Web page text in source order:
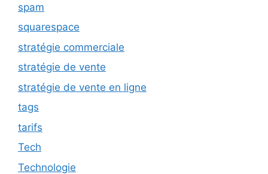
spam
squarespace
stratégie commerciale
stratégie de vente
stratégie de vente en ligne
tags
tarifs
Tech
Technologie